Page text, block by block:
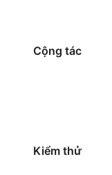
Cộng tác
Kiểm thử